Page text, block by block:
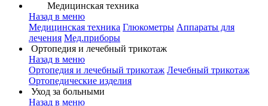
Медицинская техника
Назад в меню
Медицинская техника Глюкометры Аппараты для
лечения Мед.приборы
Ортопедия и лечебный трикотаж
Назад в меню
Ортопедия и лечебный трикотаж Лечебный трикотаж
Ортопедические изделия
Уход за больными
Назад в меню